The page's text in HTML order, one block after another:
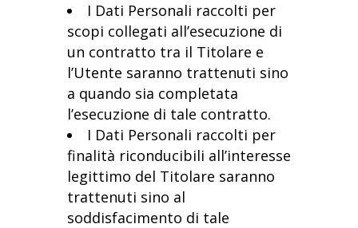
I Dati Personali raccolti per
scopi collegati all’esecuzione di
un contratto tra il Titolare e
l’Utente saranno trattenuti sino
a quando sia completata
l’esecuzione di tale contratto.
I Dati Personali raccolti per
finalità riconducibili all’interesse
legittimo del Titolare saranno
trattenuti sino al
soddisfacimento di tale